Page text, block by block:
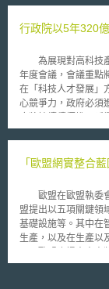
成狀況： 1. 加國家
商用消費者，於申辦
術，Long Term
能擴及加國主要交通幹道。 新基金除預計為那些尚未
地區（通常為偏遠或
加幣的資金挹注外，
由第三方單位獨立、公平管理。 雖然CRTC於
固網下載速率標準較
速率達50M／10M
障礙是否確實排除
禁止使用關鍵專利的
專利」的公司僅在極少數特
聯合聲明僅代表司
能影響法官心證，但聲明不具強
ITC皆有未准核發禁
Richard Posner駁回
Apple Inc. 未侵犯
行政院以5年320
為展現對高科技產
年度會議，會議重點
在「科技人才發展」
心競爭力，政府必須
代役後，未來投入科
RFID（無線射頻）
上。此外 行政院科
許，近日亦在行政
200億元於奈米科技
六大策略性科技產業
「歐盟網實整合藍
歐盟在歐盟執委會
盟提出以五項關鍵領
基礎設施等。其中在
生產，以及在生產以
技術層面、使不同學